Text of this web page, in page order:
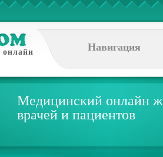
Навигация
Медицинский онлайн
врачей и пациентов